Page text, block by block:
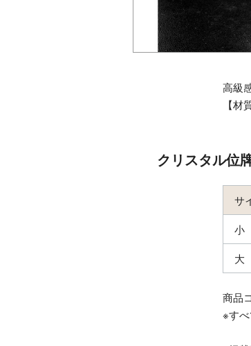
高級
【
クリスタル位
サ
小
大
商品
※す